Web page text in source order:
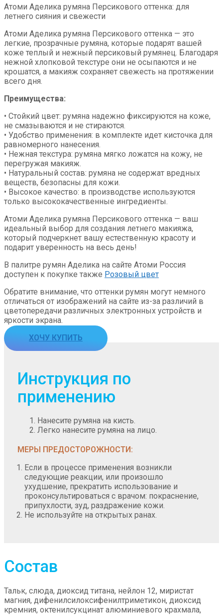
Атоми Аделика румяна Персикового оттенка: для
летнего сияния и свежести
Атоми Аделика румяна Персикового оттенка — это
легкие, прозрачные румяна, которые подарят вашей
коже теплый и нежный персиковый румянец. Благодаря
нежной хлопковой текстуре они не осыпаются и не
крошатся, а макияж сохраняет свежесть на протяжении
всего дня.
Преимущества:
• Стойкий цвет: румяна надежно фиксируются на коже,
не смазываются и не стираются.
• Удобство применения: в комплекте идет кисточка для
равномерного нанесения.
• Нежная текстура: румяна мягко ложатся на кожу, не
перегружая макияж.
• Натуральный состав: румяна не содержат вредных
веществ, безопасны для кожи.
• Высокое качество: в производстве используются
только высококачественные ингредиенты.
Атоми Аделика румяна Персикового оттенка — ваш
идеальный выбор для создания летнего макияжа,
который подчеркнет вашу естественную красоту и
подарит уверенность на весь день!
В палитре румян Аделика на сайте Атоми Россия
доступен к покупке также Розовый цвет
Обратите внимание, что оттенки румян могут немного
отличаться от изображений на сайте из-за различий в
цветопередачи различных электронных устройств и
яркости экрана.
ХОЧУ КУПИТЬ
Инструкция по
применению
Нанесите румяна на кисть.
Легко нанесите румяна на лицо.
МЕРЫ ПРЕДОСТОРОЖНОСТИ:
Если в процессе применения возникли
следующие реакции, или произошло
ухудшение, прекратить использование и
проконсультироваться с врачом: покраснение,
припухлости, зуд, раздражение кожи.
Не используйте на открытых ранах.
Состав
Тальк, слюда, диоксид титана, нейлон 12, миристат
магния, дифенилсилоксифенилтриметикон, диоксид
кремния, октенилсукцинат алюминиевого крахмала,